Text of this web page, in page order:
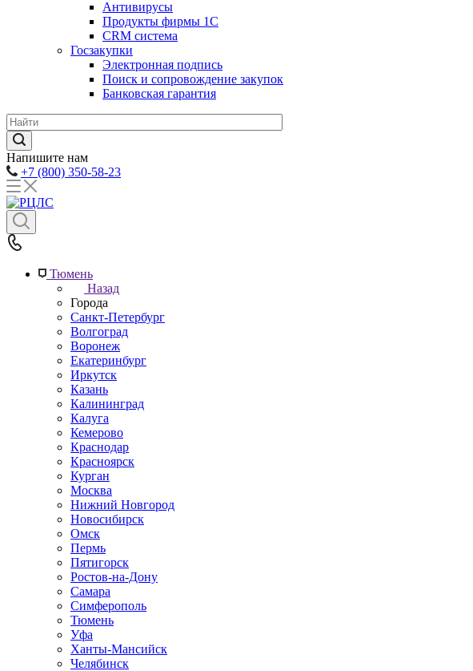
Антивирусы
Продукты фирмы 1C
CRM система
Госзакупки
Электронная подпись
Поиск и сопровождение закупок
Банковская гарантия
Напишите нам
+7 (800) 350-58-23
Тюмень
Назад
Города
Санкт-Петербург
Волгоград
Воронеж
Екатеринбург
Иркутск
Казань
Калининград
Калуга
Кемерово
Краснодар
Красноярск
Курган
Москва
Нижний Новгород
Новосибирск
Омск
Пермь
Пятигорск
Ростов-на-Дону
Самара
Симферополь
Тюмень
Уфа
Ханты-Мансийск
Челябинск